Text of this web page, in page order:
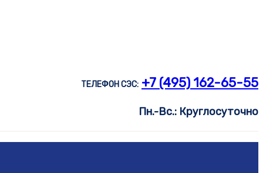
ТЕЛЕФОН СЭС: +7 (495) 162-65-55
Пн.-Вс.: Круглосуточно